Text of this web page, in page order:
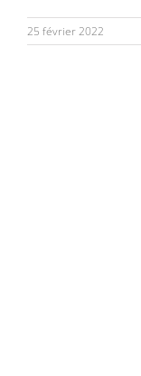
25 février 2022